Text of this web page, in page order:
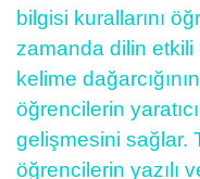
bilgisi kurallarını
zamanda dilin etkili
kelime
öğrencilerin
gelişmesini sağlar.
öğrencilerin yazılı